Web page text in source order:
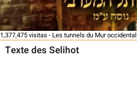
1,377,475 visitas Les tunnels du Mur occidental
Texte des Selihot